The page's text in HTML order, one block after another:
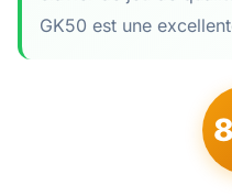
GK50 est une